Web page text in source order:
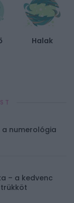
Halak
a numerológia
– a kedvenc